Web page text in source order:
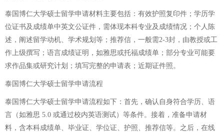
泰国博仁大学硕士留学申请材料主要包括：有效护照复印件；学历学
位证书及成绩单中英文公证件，需体现本科专业及成绩情况；个人陈
述，阐述留学动机、学术规划等；推荐信，一般需2-3封，由教授或工
作上级撰写；语言成绩证明，如雅思或托福成绩单；部分专业可能要
求作品集或研究计划；填写完整的申请表；近期证件照。
泰国博仁大学硕士留学申请流程
泰国博仁大学硕士留学申请流程如下：首先，确认自身符合学历、语
言（如雅思 5.0 或通过校内英语测试）等条件。接着，准备申请材
料，含本科成绩单、毕业证、学位证、护照、推荐信等。之后，在线